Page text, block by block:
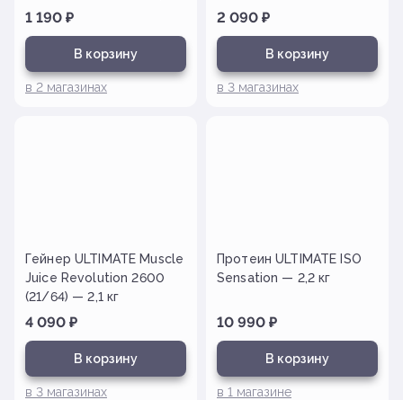
1 190 ₽
В корзину
в 2 магазинах
таб.
2 090 ₽
В корзину
в 3 магазинах
Гейнер ULTIMATE Muscle
Juice Revolution 2600
(21/64) — 2,1 кг
4 090 ₽
В корзину
в 3 магазинах
Протеин ULTIMATE ISO
Sensation — 2,2 кг
10 990 ₽
В корзину
в 1 магазине